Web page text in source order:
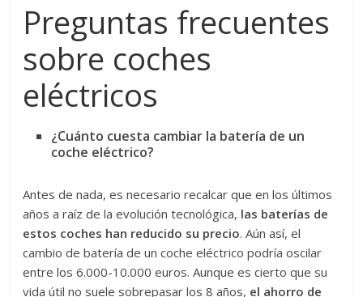
Preguntas frecuentes
sobre coches
eléctricos
¿Cuánto cuesta cambiar la batería de un
coche eléctrico?
Antes de nada, es necesario recalcar que en los últimos
años a raíz de la evolución tecnológica, las baterías de
estos coches han reducido su precio. Aún así, el
cambio de batería de un coche eléctrico podría oscilar
entre los 6.000-10.000 euros. Aunque es cierto que su
vida útil no suele sobrepasar los 8 años, el ahorro de